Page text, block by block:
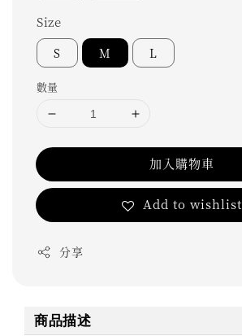
Size
S M L
數量
加入購物車
Add to wishlist
分享
商品描述